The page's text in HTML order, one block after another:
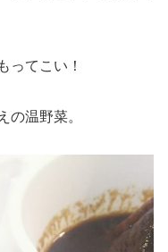
ってこい！
の温野菜。